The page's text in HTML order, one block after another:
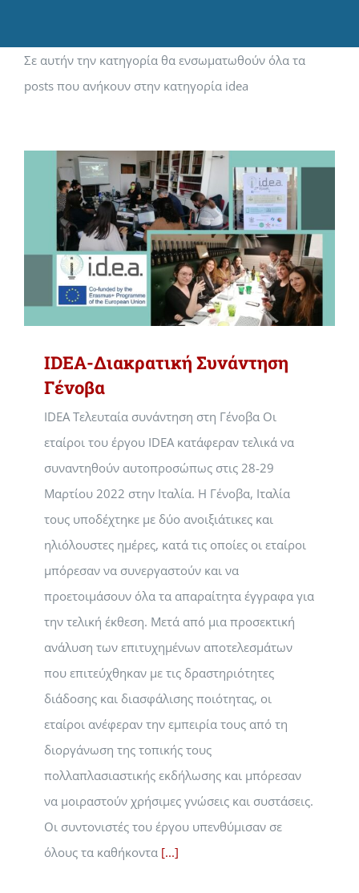
Σε αυτήν την κατηγορία θα ενσωματωθούν όλα τα
posts που ανήκουν στην κατηγορία idea
IDEA-Διακρατική Συνάντηση
Γένοβα
IDEA Τελευταία συνάντηση στη Γένοβα Οι
εταίροι του έργου IDEA κατάφεραν τελικά να
συναντηθούν αυτοπροσώπως στις 28-29
Μαρτίου 2022 στην Ιταλία. Η Γένοβα, Ιταλία
τους υποδέχτηκε με δύο ανοιξιάτικες και
ηλιόλουστες ημέρες, κατά τις οποίες οι εταίροι
μπόρεσαν να συνεργαστούν και να
προετοιμάσουν όλα τα απαραίτητα έγγραφα για
την τελική έκθεση. Μετά από μια προσεκτική
ανάλυση των επιτυχημένων αποτελεσμάτων
που επιτεύχθηκαν με τις δραστηριότητες
διάδοσης και διασφάλισης ποιότητας, οι
εταίροι ανέφεραν την εμπειρία τους από τη
διοργάνωση της τοπικής τους
πολλαπλασιαστικής εκδήλωσης και μπόρεσαν
να μοιραστούν χρήσιμες γνώσεις και συστάσεις.
Οι συντονιστές του έργου υπενθύμισαν σε
όλους τα καθήκοντα [...]